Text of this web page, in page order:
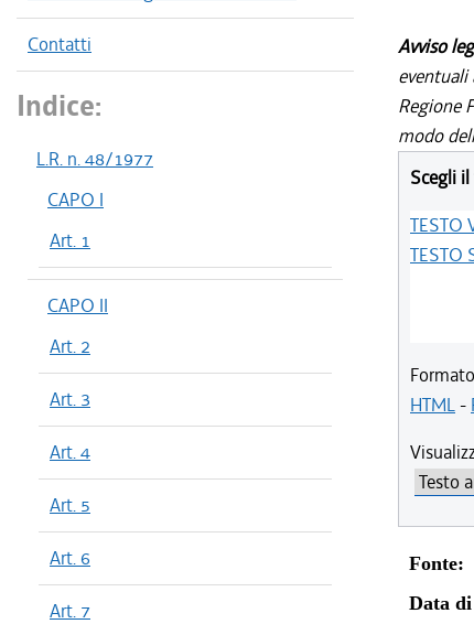
Contatti
Indice:
L.R. n. 48/1977
CAPO I
Art. 1
CAPO II
Art. 2
Art. 3
Art. 4
Art. 5
Art. 6
Art. 7
Avviso
Regione
modo
Scegli
TESTO
TESTO
HTML-
Fonte:
Data